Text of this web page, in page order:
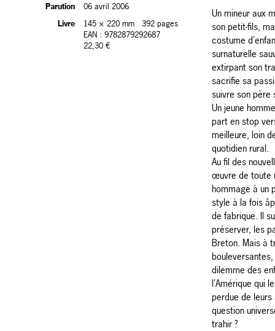
Parution
06 avril 2006
Livre
145 × 220 mm
392 pages
EAN : 9782879292687
22,30 €
Un mineur aux
son petit-fils,
costume
surnaturelle
extirpant son
sacrifie sa
suivre son
Un jeune
part en stop
meilleure, loin
quotidien rural.
Au fil des
œuvre de toute
hommage à un
style à la fois
de fabrique. Il
préserver, les
Breton. Mais à
bouleversantes,
dilemme des
l’Amérique qui
perdue de
question
trahir ?